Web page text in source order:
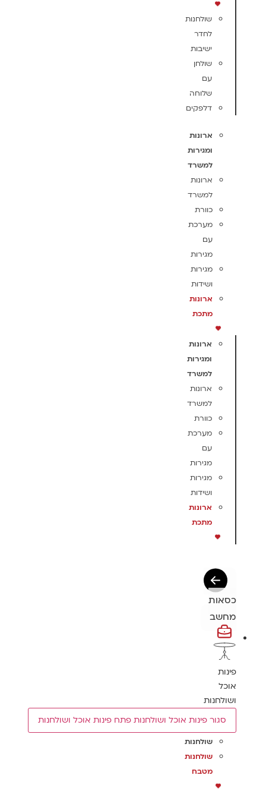
שולחנות
לחדר
ישיבות
שולחן
עם
שלוחה
דלפקים
ארונות
ומגירות
למשרד
ארונות
למשרד
כוורת
מערכת
עם
מגירות
מגירות
ושידות
ארונות
מתכת
ארונות
ומגירות
למשרד
ארונות
למשרד
כוורת
מערכת
עם
מגירות
מגירות
ושידות
ארונות
מתכת
כסאות
מחשב
פינות
אוכל
ושולחנות
סגור פינות אוכל ושולחנות פתח פינות אוכל ושולחנות
שולחנות
שולחנות
מטבח